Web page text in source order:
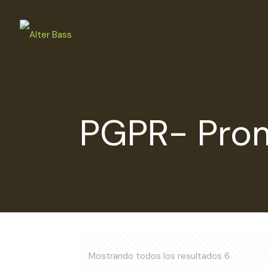
PGPR-
Mostrando todos los resultados 6